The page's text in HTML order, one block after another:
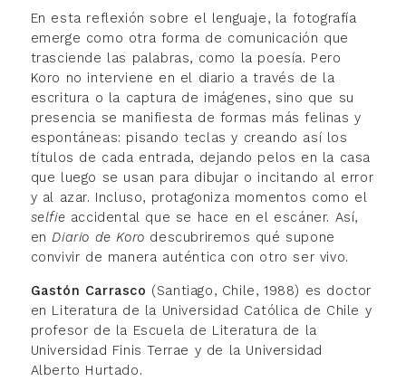
En esta reflexión sobre el lenguaje, la fotografía
emerge como otra forma de comunicación que
trasciende las palabras, como la poesía. Pero
Koro no interviene en el diario a través de la
escritura o la captura de imágenes, sino que su
presencia se manifiesta de formas más felinas y
espontáneas: pisando teclas y creando así los
títulos de cada entrada, dejando pelos en la casa
que luego se usan para dibujar o incitando al error
y al azar. Incluso, protagoniza momentos como el
selfie accidental que se hace en el escáner. Así,
enDiario de Koro descubriremos qué supone
convivir de manera auténtica con otro ser vivo.
Gastón Carrasco (Santiago, Chile, 1988) es doctor
en Literatura de la Universidad Católica de Chile y
profesor de la Escuela de Literatura de la
Universidad Finis Terrae y de la Universidad
Alberto Hurtado.